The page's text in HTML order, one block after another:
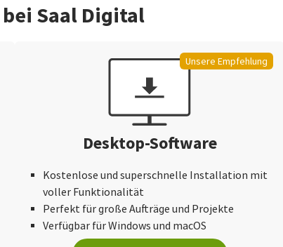
Saal Digital
Unsere Empfehlung
Desktop-Software
Kostenlose und superschnelle Installation mit
voller Funktionalität
Perfekt für große Aufträge und Projekte
Verfügbar für Windows und macOS